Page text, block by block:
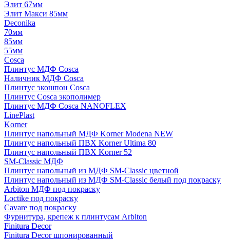
Элит 67мм
Элит Макси 85мм
Deconika
70мм
85мм
55мм
Cosca
Плинтус МДФ Cosca
Наличник МДФ Cosca
Плинтус экошпон Cosca
Плинтус Cosca экополимер
Плинтус МДФ Cosca NANOFLEX
LinePlast
Korner
Плинтус напольный МДФ Korner Modena NEW
Плинтус напольный ПВХ Korner Ultima 80
Плинтус напольный ПВХ Korner 52
SM-Classic МДФ
Плинтус напольный из МДФ SM-Classic цветной
Плинтус напольный из МДФ SM-Classic белый под покраску
Arbiton МДФ под покраску
Loctike под покраску
Cavare под покраску
Фурнитура, крепеж к плинтусам Arbiton
Finitura Decor
Finitura Decor шпонированный